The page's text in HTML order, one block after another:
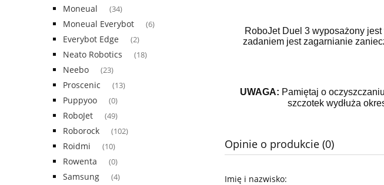
Moneual (34)
Moneual Everybot (6)
Everybot Edge (2)
Neato Robotics (18)
Neebo (23)
Proscenic (13)
Puppyoo (0)
RoboJet (49)
Roborock (102)
Roidmi (10)
Rowenta (0)
Samsung (4)
RoboJet Duel 3 wyposażony
zadaniem jest zagarnianie
UWAGA: Pamiętaj o
szczotek wydłuża
Opinie o produkcie (0)
Imię i nazwisko: